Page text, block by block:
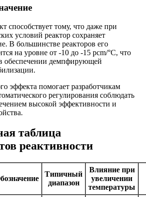
способствует тому, что даже при
условий реактор сохраняет
В большинстве реакторов его
на уровне от -10 до -15 pcm/°C, что
обеспечении демпфирующей
эффекта помогает разработчикам
регулирования соблюдать
высокой эффективности и
таблица
реактивности
Типичный
диапазон
Влияние при
увеличении
температуры